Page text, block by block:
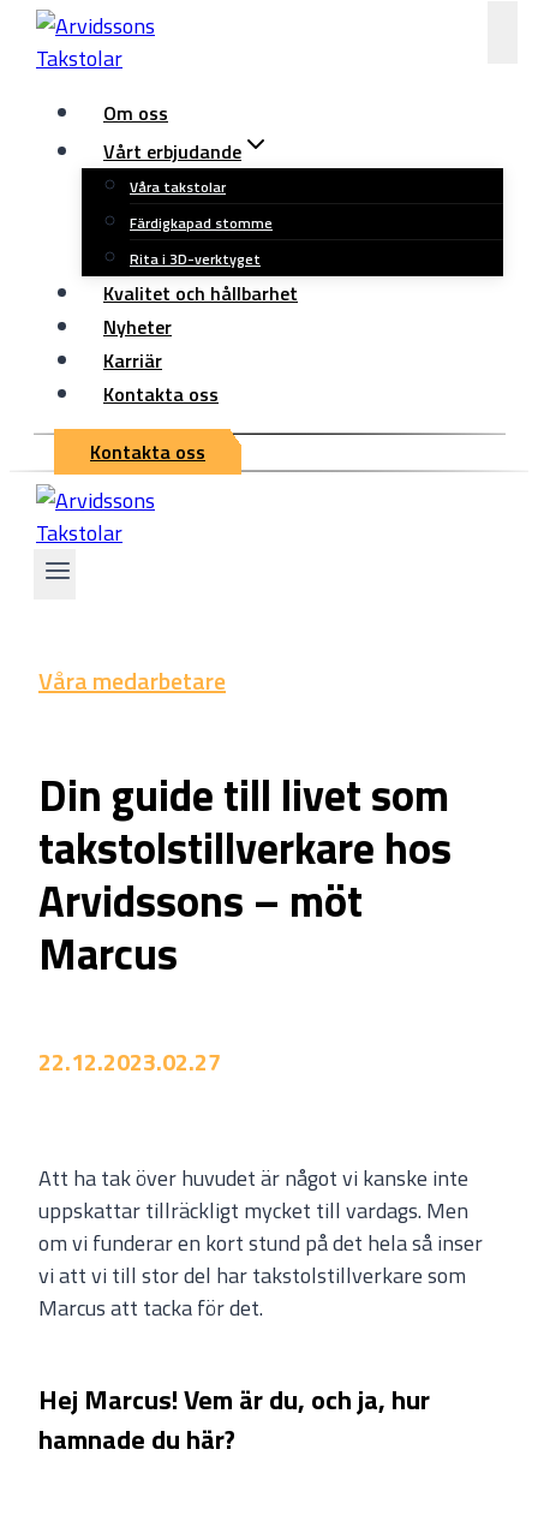
Skip
Om oss
Vårt erbjudande
Våra takstolar
Färdigkapad stomme
Rita i 3D-verktyget
Kvalitet och hållbarhet
Nyheter
Karriär
Kontakta oss
Kontakta oss
22.12.2023.02.27
Din guide till livet som
takstolstillverkare hos
Arvidssons – möt
Marcus
Våra medarbetare
Att ha tak över huvudet är något vi kanske inte
uppskattar tillräckligt mycket till vardags. Men
om vi funderar en kort stund på det hela så inser
vi att vi till stor del har takstolstillverkare som
Marcus att tacka för det.
Hej Marcus! Vem är du, och ja, hur
hamnade du här?